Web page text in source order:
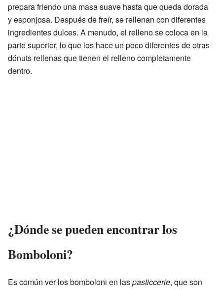
prepara friendo una masa suave hasta que queda dorada
y esponjosa. Después de freír, se rellenan con diferentes
ingredientes dulces. A menudo, el relleno se coloca en la
parte superior, lo que los hace un poco diferentes de otras
dónuts rellenas que tienen el relleno completamente
dentro.
¿Dónde se pueden encontrar los
Bomboloni?
Es común ver los bomboloni en laspasticcerie, que son